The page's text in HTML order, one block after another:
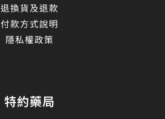
退換貨及退款
付款方式說明
隱私權政策
特約藥局